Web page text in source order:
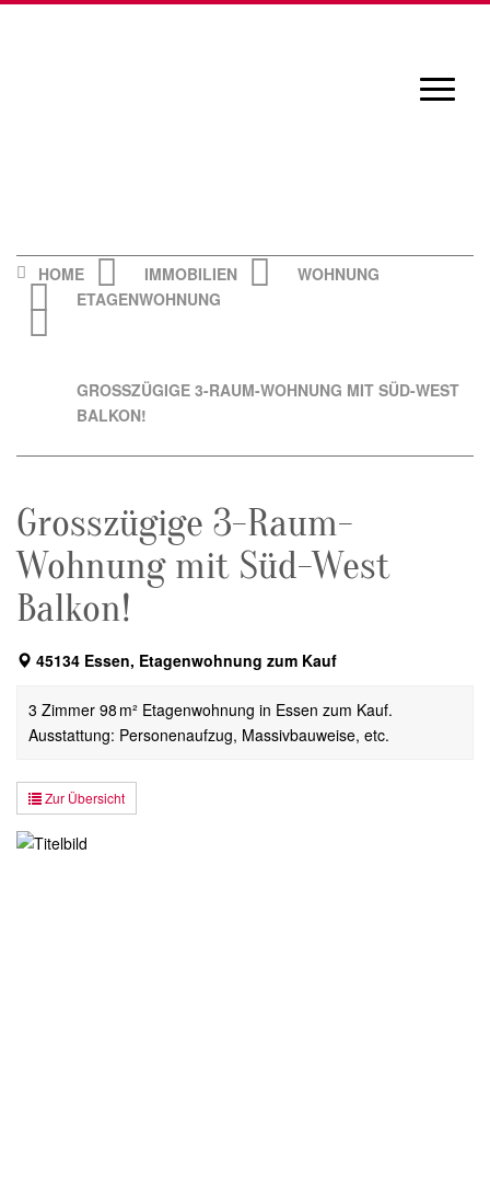
HOME IMMOBILIEN
WOHNUNG
ETAGENWOHNUNG
GROSSZÜGIGE 3-RAUM-WOHNUNG MIT SÜD-WEST
BALKON!
Grosszügige 3-Raum-
Wohnung mit Süd-West
Balkon!
45134 Essen, Etagenwohnung zum Kauf
3 Zimmer 98 m² Etagenwohnung in Essen zum Kauf.
Ausstattung: Personenaufzug, Massivbauweise, etc.
Zur Übersicht